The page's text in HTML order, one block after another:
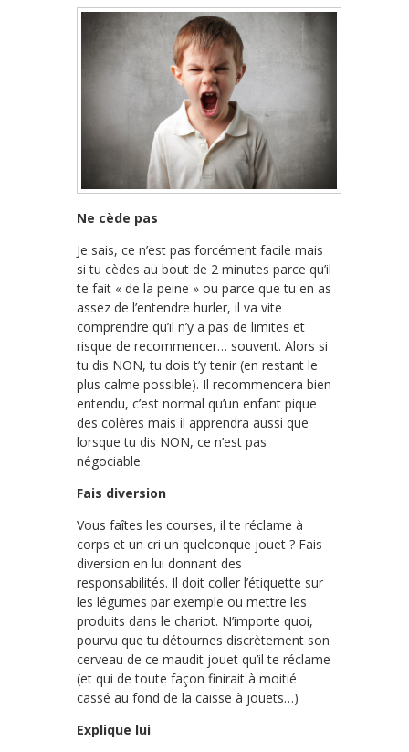
Ne cède pas
Je sais, ce n’est pas forcément facile mais
si tu cèdes au bout de 2 minutes parce qu’il
te fait « de la peine » ou parce que tu en as
assez de l’entendre hurler, il va vite
comprendre qu’il n’y a pas de limites et
risque de recommencer… souvent. Alors si
tu dis NON, tu dois t’y tenir (en restant le
plus calme possible). Il recommencera bien
entendu, c’est normal qu’un enfant pique
des colères mais il apprendra aussi que
lorsque tu dis NON, ce n’est pas
négociable.
Fais diversion
Vous faîtes les courses, il te réclame à
corps et un cri un quelconque jouet ? Fais
diversion en lui donnant des
responsabilités. Il doit coller l’étiquette sur
les légumes par exemple ou mettre les
produits dans le chariot. N’importe quoi,
pourvu que tu détournes discrètement son
cerveau de ce maudit jouet qu’il te réclame
(et qui de toute façon finirait à moitié
cassé au fond de la caisse à jouets…)
Explique lui